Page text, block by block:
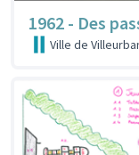
1962 - Des
Ville de